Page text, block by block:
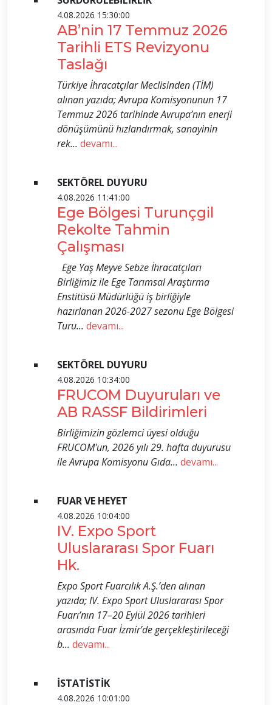
4.08.2026 15:30:00
AB’nin 17 Temmuz 2026
Tarihli ETS Revizyonu
Taslağı
Türkiye İhracatçılar Meclisinden (TİM)
alınan yazıda; Avrupa Komisyonunun 17
Temmuz 2026 tarihinde Avrupa’nın enerji
dönüşümünü hızlandırmak, sanayinin
rek... devamı...
SEKTÖREL DUYURU
4.08.2026 11:41:00
Ege Bölgesi Turunçgil
Rekolte Tahmin
Çalışması
Ege Yaş Meyve Sebze İhracatçıları
Birliğimiz ile Ege Tarımsal Araştırma
Enstitüsü Müdürlüğü iş birliğiyle
hazırlanan 2026-2027 sezonu Ege Bölgesi
Turu... devamı...
SEKTÖREL DUYURU
4.08.2026 10:34:00
FRUCOM Duyuruları ve
AB RASSF Bildirimleri
Birliğimizin gözlemci üyesi olduğu
FRUCOM'un, 2026 yılı 29. hafta duyurusu
ile Avrupa Komisyonu Gıda... devamı...
FUAR VE HEYET
4.08.2026 10:04:00
IV. Expo Sport
Uluslararası Spor Fuarı
Hk.
Expo Sport Fuarcılık A.Ş.’den alınan
yazıda; IV. Expo Sport Uluslararası Spor
Fuarı’nın 17–20 Eylül 2026 tarihleri
arasında Fuar İzmir’de gerçekleştirileceği
b... devamı...
İSTATİSTİK
4.08.2026 10:01:00